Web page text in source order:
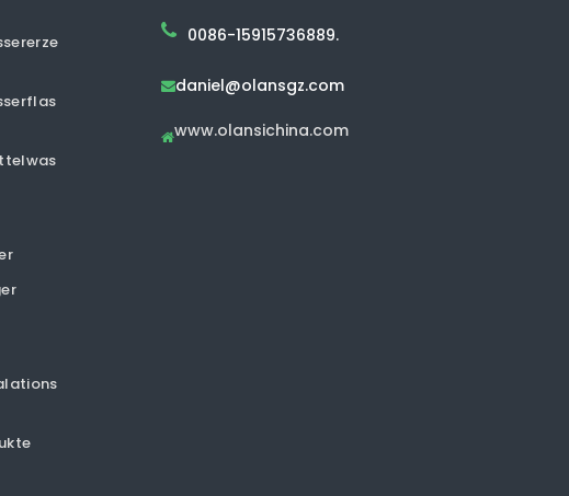
0086-15915736889.
daniel@olansgz.com
www.olansichina.com